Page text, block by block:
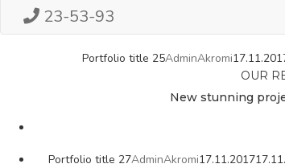
23-53-93
Portfolio title 25AdminAkromi
OUR
New stunning
Portfolio title 27AdminAkromi17.11.2017